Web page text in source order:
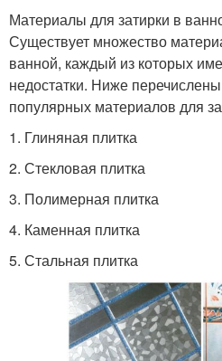
Материалы для затирки в
Существует множество
ванной, каждый из которых
недостатки. Ниже
популярных материалов для
1. Глиняная плитка
2. Стекловая плитка
3. Полимерная плитка
4. Каменная плитка
5. Стальная плитка